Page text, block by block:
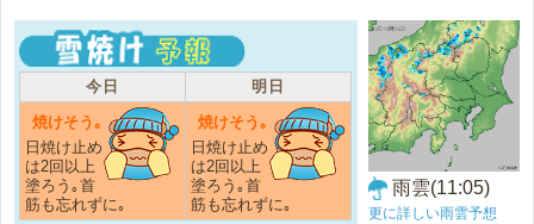
今日
明日
焼けそう｡
日焼け止め
は2回以上
塗ろう｡首
筋も忘れずに｡
焼けそう｡
日焼け止め
は2回以上
塗ろう｡首
筋も忘れずに｡
雨雲(11:05)
更に詳しい雨雲予想